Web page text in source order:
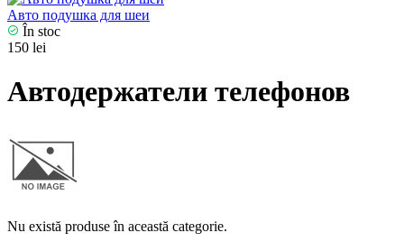
Авто подушка для шеи
În stoc
150 lei
Автодержатели телефонов
Nu există produse în această categorie.